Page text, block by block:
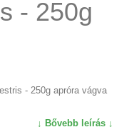
- 250g
- 250g apróra vágva
↓ Bővebb leírás ↓